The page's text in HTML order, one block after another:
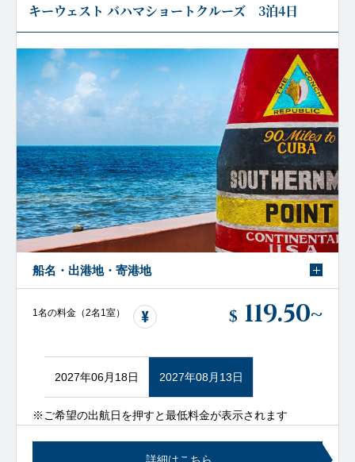
キーウェスト バハマショートクルーズ 3泊4日
船名・出港地・寄港地
1名の料金（2名1室） $ 119.50~
2027年06月18日 2027年08月13日
※ご希望の出航日を押すと最低料金が表示されます
詳細はこちら